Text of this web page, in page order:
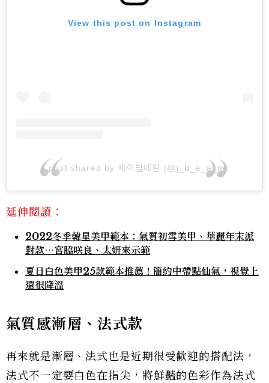
View this post on Instagram
A post shared by 제이빔네일 (@j_b_e_a_m)
延伸閱讀：
2022冬季韓星美甲範本：氣質初雪美甲、華麗年末派
對款⋯宮脇咲良、太妍來示範
夏日白色美甲25款範本推薦！簡約中帶點仙氣，視覺上
還很降溫
氣質感漸層、法式款
再來就是漸層、法式也是近期很受歡迎的搭配法，
法式不一定要白色在指尖，將鮮豔的色彩作為法式